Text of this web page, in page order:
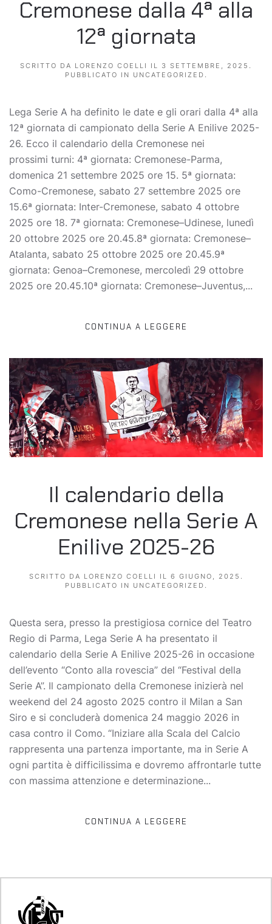
Cremonese dalla 4ª alla
12ª giornata
SCRITTO DA LORENZO COELLI IL 3 SETTEMBRE, 2025 .
PUBBLICATO IN UNCATEGORIZED .
Lega Serie A ha definito le date e gli orari dalla 4ª alla
12ª giornata di campionato della Serie A Enilive 2025-
26. Ecco il calendario della Cremonese nei
prossimi turni: 4ª giornata: Cremonese-Parma,
domenica 21 settembre 2025 ore 15. 5ª giornata:
Como-Cremonese, sabato 27 settembre 2025 ore
15.6ª giornata: Inter-Cremonese, sabato 4 ottobre
2025 ore 18. 7ª giornata: Cremonese–Udinese, lunedì
20 ottobre 2025 ore 20.45.8ª giornata: Cremonese–
Atalanta, sabato 25 ottobre 2025 ore 20.45.9ª
giornata: Genoa–Cremonese, mercoledì 29 ottobre
2025 ore 20.45.10ª giornata: Cremonese–Juventus,...
CONTINUA A LEGGERE
Il calendario della
Cremonese nella Serie A
Enilive 2025-26
SCRITTO DA LORENZO COELLI IL 6 GIUGNO, 2025 .
PUBBLICATO IN UNCATEGORIZED .
Questa sera, presso la prestigiosa cornice del Teatro
Regio di Parma, Lega Serie A ha presentato il
calendario della Serie A Enilive 2025-26 in occasione
dell’evento “Conto alla rovescia” del “Festival della
Serie A”. Il campionato della Cremonese inizierà nel
weekend del 24 agosto 2025 contro il Milan a San
Siro e si concluderà domenica 24 maggio 2026 in
casa contro il Como. “Iniziare alla Scala del Calcio
rappresenta una partenza importante, ma in Serie A
ogni partita è difficilissima e dovremo affrontarle tutte
con massima attenzione e determinazione...
CONTINUA A LEGGERE